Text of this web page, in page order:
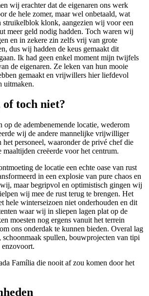
wij erachter dat de eigenaren ons werk
de hele zomer, maar wel onbetaald, wat
struikelblok klonk, aangezien wij voor een
meer geld nodig hadden. Toch waren wij
en in zekere zin zelfs vrij van grote
dus wij hadden de keus gemaakt dit
Ik had geen enkel moment mijn twijfels
de eigenaren. Ze leken van hun mooie
gemaakt en vrijwillers hier liefdevol
uitmaken.
toch niet?
op de adembenemende locatie, wederom
wij de andere mannelijke vrijwilliger
het personeel, waaronder de privé chef die
creëerde voor het centrum.
de locatie een echte oase van rust
in een explosie van pure chaos en
maar begripvol en optimistisch gingen wij
wij mee de rust terug te brengen. Het
hele winterseizoen niet onderhouden en dit
waar wij in sliepen lagen plat op de
moesten nog ergens vanuit het terrein
ons onderdak te kunnen bieden. Overal lag
spullen, bouwprojecten van tipi
enzovoort.
Família die nooit af zou komen door het